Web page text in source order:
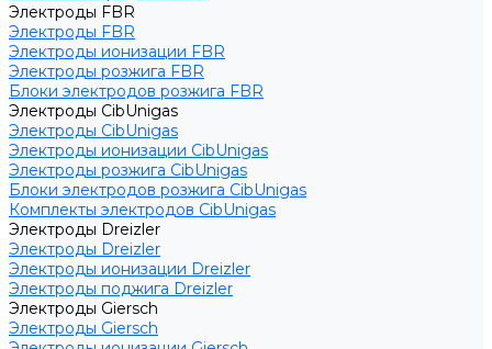
Электроды FBR
Электроды FBR
Электроды ионизации FBR
Электроды розжига FBR
Блоки электродов розжига FBR
Электроды CibUnigas
Электроды CibUnigas
Электроды ионизации CibUnigas
Электроды розжига CibUnigas
Блоки электродов розжига CibUnigas
Комплекты электродов CibUnigas
Электроды Dreizler
Электроды Dreizler
Электроды ионизации Dreizler
Электроды поджига Dreizler
Электроды Giersch
Электроды Giersch